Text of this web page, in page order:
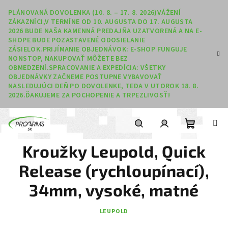
PLÁNOVANÁ DOVOLENKA (10. 8. – 17. 8. 2026)VÁŽENÍ
ZÁKAZNÍCI,V TERMÍNE OD 10. AUGUSTA DO 17. AUGUSTA
2026 BUDE NAŠA KAMENNÁ PREDAJŇA UZATVORENÁ A NA E-
SHOPE BUDE POZASTAVENÉ ODOSIELANIE
ZÁSIELOK.PRIJÍMANIE OBJEDNÁVOK: E-SHOP FUNGUJE
NONSTOP, NAKUPOVAŤ MÔŽETE BEZ
OBMEDZENÍ.SPRACOVANIE A EXPEDÍCIA: VŠETKY
OBJEDNÁVKY ZAČNEME POSTUPNE VYBAVOVAŤ
NASLEDUJÚCI DEŇ PO DOVOLENKE, TEDA V UTOROK 18. 8.
2026.ĎAKUJEME ZA POCHOPENIE A TRPEZLIVOSŤ!
Hľadať
Kroužky Leupold, Quick
Release (rychloupínací),
34mm, vysoké, matné
LEUPOLD